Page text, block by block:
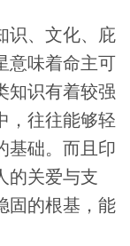
识、文化、庇
意味着命主可
知识有着较强
，往往能够轻
基础。而且印
的关爱与支
固的根基，能